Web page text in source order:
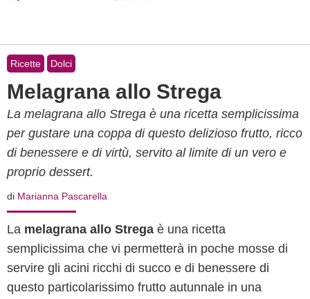
Ricette Dolci
Melagrana allo Strega
La melagrana allo Strega è una ricetta semplicissima
per gustare una coppa di questo delizioso frutto, ricco
di benessere e di virtù, servito al limite di un vero e
proprio dessert.
di Marianna Pascarella
La melagrana allo Strega è una ricetta
semplicissima che vi permetterà in poche mosse di
servire gli acini ricchi di succo e di benessere di
questo particolarissimo frutto autunnale in una